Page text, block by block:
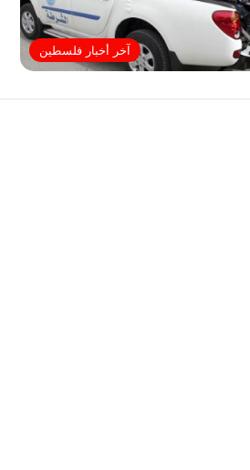
آخر أخبار فلسطين